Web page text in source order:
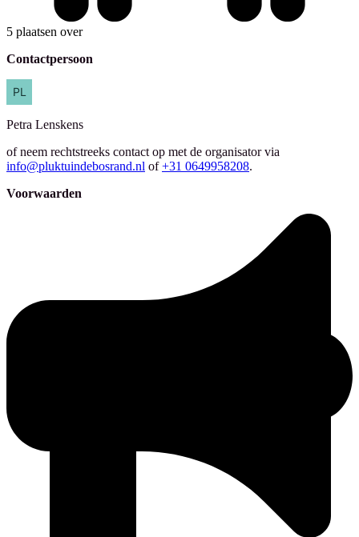
5 plaatsen over
Contactpersoon
Petra Lenskens
of neem rechtstreeks contact op met de organisator via
info@pluktuindebosrand.nl of +31 0649958208.
Voorwaarden